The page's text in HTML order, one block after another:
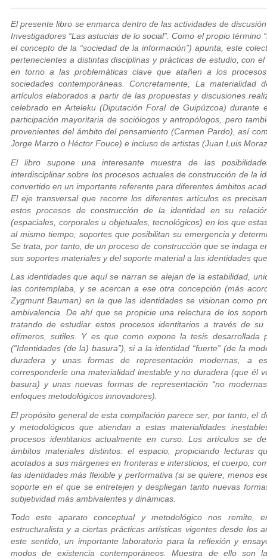
El presente libro se enmarca dentro de las actividades de
Investigadores “Las astucias de lo social”. Como el propio término
el concepto de la “sociedad de la información”) apunta, este
pertenecientes a distintas disciplinas y prácticas de estudio, con
en torno a las problemáticas clave que atañen a los
sociedades contemporáneas. Concretamente, La materialidad
artículos elaborados a partir de las propuestas y discusiones
celebrado en Arteleku (Diputación Foral de Guipúzcoa)
participación mayoritaria de sociólogos y antropólogos, pero
provenientes del ámbito del pensamiento (Carmen Pardo), así
Jorge Marzo o Héctor Fouce) e incluso de artistas (Juan Luis
El libro supone una interesante muestra de las
interdisciplinar sobre los procesos actuales de construcción de la
convertido en un importante referente para diferentes ámbitos
El eje transversal que recorre los diferentes artículos es
estos procesos de construcción de la identidad en su
(espaciales, corporales u objetuales, tecnológicos) en los que
al mismo tiempo, soportes que posibilitan su emergencia y
Se trata, por tanto, de un proceso de construcción que se indaga
sus soportes materiales y del soporte material a las identidades
Las identidades que aquí se narran se alejan de la estabilidad,
las contemplaba, y se acercan a ese otra concepción (más
Zygmunt Bauman) en la que las identidades se visionan como
ambivalencia. De ahí que se propicie una relectura de los
tratando de estudiar estos procesos identitarios a través de su
efímeros, sutiles. Y es que como expone la tesis
(“Identidades (de la) basura”), si a la identidad “fuerte” (de la
duradera y unas formas de representación modernas, a
corresponderle una materialidad inestable y no duradera (que él
basura) y unas nuevas formas de representación “no
enfoques metodológicos innovadores).
El propósito general de esta compilación parece ser, por tanto, el
y metodológicos que atiendan a estas materialidades
procesos identitarios actualmente en curso. Los artículos se
ámbitos materiales distintos: el espacio, propiciando lecturas
acotados a sus márgenes en fronteras e intersticios; el cuerpo,
las identidades más flexible y performativa (si se quiere, menos
soporte en el que se entretejen y despliegan tanto nuevas
subjetividad más ambivalentes y dinámicas.
Todo este aparato conceptual y metodológico nos remite,
estructuralista y a ciertas prácticas artísticas vigentes desde los
este sentido, un importante laboratorio para la reflexión y
modos de existencia contemporáneos. Muestra de ello son